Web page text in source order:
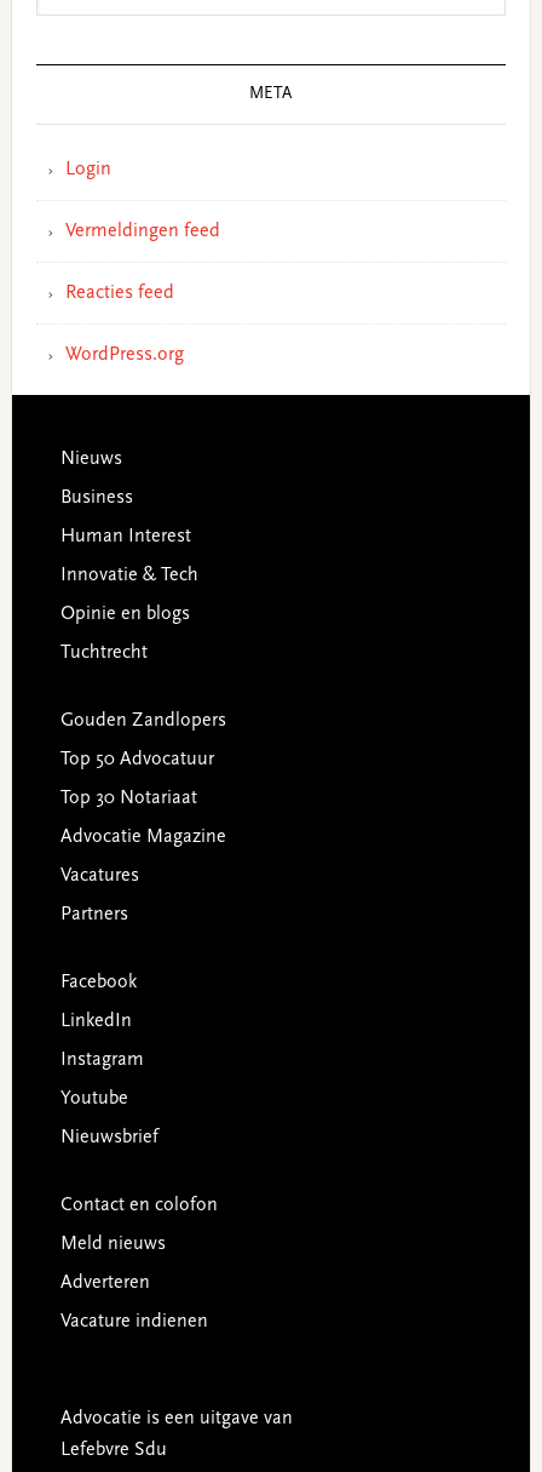
META
Login
Vermeldingen feed
Reacties feed
WordPress.org
Footer
Nieuws
Business
Human Interest
Innovatie & Tech
Opinie en blogs
Tuchtrecht
Gouden Zandlopers
Top 50 Advocatuur
Top 30 Notariaat
Advocatie Magazine
Vacatures
Partners
Facebook
LinkedIn
Instagram
Youtube
Nieuwsbrief
Contact en colofon
Meld nieuws
Adverteren
Vacature indienen
Advocatie is een uitgave van
Lefebvre Sdu